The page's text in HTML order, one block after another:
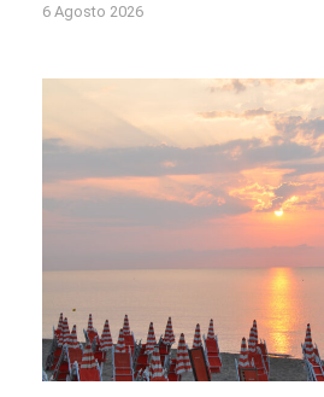
6 Agosto 2026